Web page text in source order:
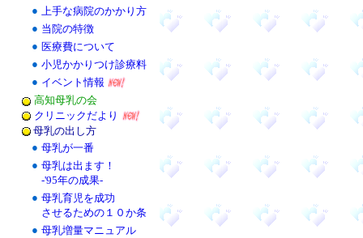
● 上手な病院のかかり方
● 当院の特徴
● 医療費について
● 小児かかりつけ診療料
● イベント情報
高知母乳の会
クリニックだより
母乳の出し方
● 母乳が一番
● 母乳は出ます！
-'95年の成果-
● 母乳育児を成功
させるための１０か条
● 母乳増量マニュアル